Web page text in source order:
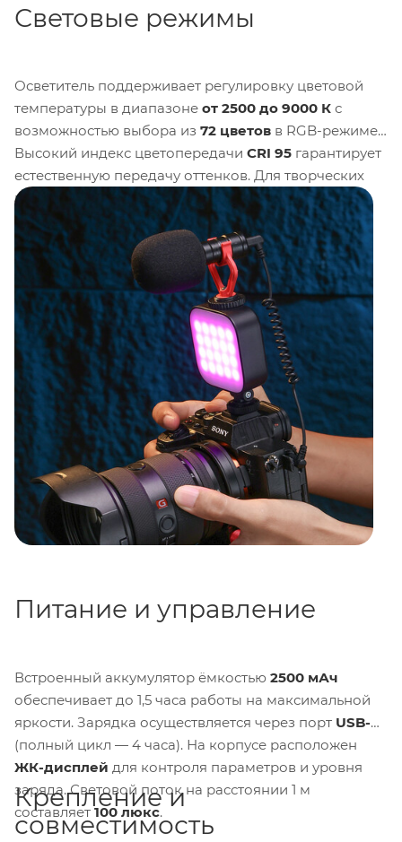
Световые режимы
Осветитель поддерживает регулировку цветовой
температуры в диапазоне от 2500 до 9000 К с
возможностью выбора из 72 цветов в RGB-режиме.
Высокий индекс цветопередачи CRI 95 гарантирует
естественную передачу оттенков. Для творческих
задач предусмотрено
18 световых эффектов,
имитирующих различные сценарии освещения.
Питание и управление
Встроенный аккумулятор ёмкостью 2500 мАч
обеспечивает до 1,5 часа работы на максимальной
яркости. Зарядка осуществляется через порт USB-C
(полный цикл — 4 часа). На корпусе расположен
ЖК-дисплей для контроля параметров и уровня
заряда. Световой поток на расстоянии 1 м
составляет 100 люкс.
Крепление и
совместимость